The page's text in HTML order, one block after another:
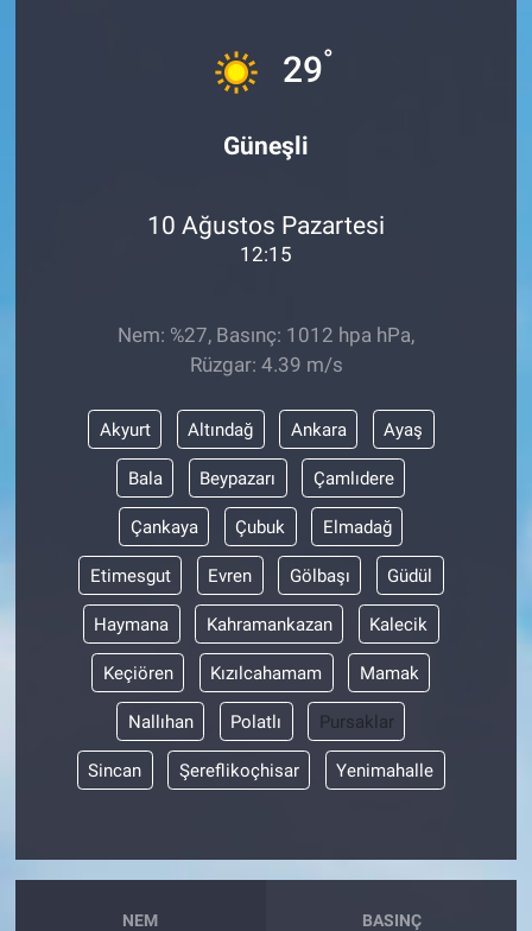
29°
Güneşli
10 Ağustos Pazartesi
12:15
Nem: %27, Basınç: 1012 hpa hPa,
Rüzgar: 4.39 m/s
Akyurt Altındağ Ankara Ayaş
Bala Beypazarı Çamlıdere
Çankaya Çubuk Elmadağ
Etimesgut Evren Gölbaşı Güdül
Haymana Kahramankazan Kalecik
Keçiören Kızılcahamam Mamak
Nallıhan Polatlı Pursaklar
Sincan Şereflikoçhisar Yenimahalle
NEM BASINÇ
Bilim ve Teknoloji